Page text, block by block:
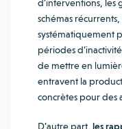
d’interventions, les
schémas
systématiquement
périodes
de mettre en
entravent la
concrètes pour des
D’autre part, les